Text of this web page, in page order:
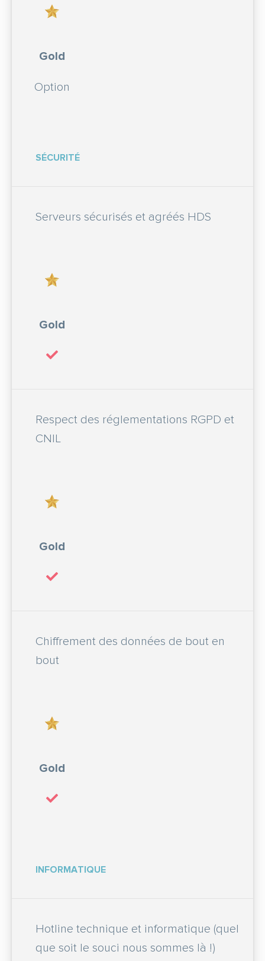
Gold
Option
SÉCURITÉ
Serveurs sécurisés et agréés HDS
Gold
Respect des réglementations RGPD et
CNIL
Gold
Chiffrement des données de bout en
bout
Gold
INFORMATIQUE
Hotline technique et informatique (quel
que soit le souci nous sommes là !)